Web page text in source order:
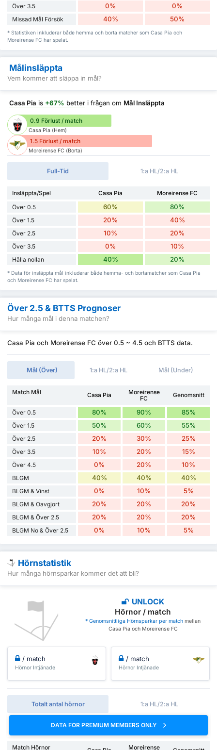
Över 3.5 0% 0%
Missad Mål Försök 40% 50%
* Statistiken inkluderar både hemma och borta matcher som Casa Pia och
Moreirense FC har spelat.
Målinsläppta
Vem kommer att släppa in mål?
Casa Pia is +67% better i frågan om Mål Insläppta
0.9 Förlust / match
Casa Pia (Hem)
1.5 Förlust / match
Moreirense FC (Borta)
Full-Tid 1:a HL/2:a HL
Insläppta/Spel Casa Pia
Moreirense FC
Över 0.5
60% 80%
Över 1.5 20% 40%
Över 2.5 10% 20%
Över 3.5 0% 10%
Hålla nollan 40% 20%
* Data för insläppta mål inkluderar både hemma- och bortamatcher som Casa Pia
och Moreirense FC har spelat.
Över 2.5 & BTTS Prognoser
Hur många mål i denna matchen?
Casa Pia och Moreirense FC över 0.5 ~ 4.5 och BTTS data.
Mål (Över) 1:a HL/2:a HL Mål (Under)
Match Mål Casa Pia
Moreirense
FC
Genomsnitt
Över 0.5 80% 90% 85%
Över 1.5 50% 60% 55%
Över 2.5 20% 30% 25%
Över 3.5 10% 20% 15%
Över 4.5 0% 20% 10%
BLGM 40% 40% 40%
BLGM & Vinst 0% 10% 5%
BLGM & Oavgjort 20% 20% 20%
BLGM & Över 2.5 20% 20% 20%
BLGM No & Över 2.5 0% 10% 5%
Hörnstatistik
Hur många hörnsparkar kommer det att bli?
UNLOCK
Hörnor / match
* Genomsnittliga Hörnsparkar per match mellan
Casa Pia och Moreirense FC
/ match
Hörnor Intjänade
/ match
Hörnor Intjänade
Totalt antal hörnor 1:a HL/2:a HL
DATA FOR PREMIUM MEMBERS ONLY
Match Hörnor
Moreirense